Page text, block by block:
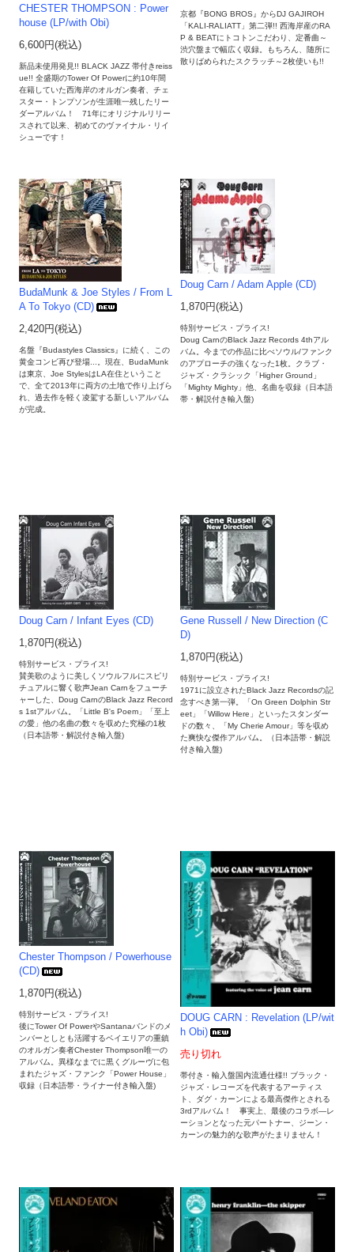
CHESTER THOMPSON : Power
house (LP/with Obi)
6,600円(税込)
新品未使用発見!! BLACK JAZZ 帯付きreiss
ue!! 全盛期のTower Of Powerに約10年間
在籍していた西海岸のオルガン奏者、チェ
スター・トンプソンが生涯唯一残したリー
ダーアルバム！ 71年にオリジナルリリー
スされて以来、初めてのヴァイナル・リイ
シューです！
京都『BONG BROS』からDJ GAJIROH
「KALI-RALIATT」第二弾!! 西海岸産のRA
P & BEATにトコトンこだわり、定番曲～
渋穴盤まで幅広く収録。もちろん、随所に
散りばめられたスクラッチ～2枚使いも!!
BudaMunk & Joe Styles / From L
A To Tokyo (CD)
2,420円(税込)
名盤『Budastyles Classics』に続く、この
黄金コンビ再び登場...。現在、BudaMunk
は東京、Joe StylesはLA在住ということ
で、全て2013年に両方の土地で作り上げら
れ、過去作を軽く凌駕する新しいアルバム
が完成。
Doug Carn / Adam Apple (CD)
1,870円(税込)
特別サービス・プライス!
Doug CarnのBlack Jazz Records 4thアル
バム。今までの作品に比べソウル/ファンク
のアプローチの強くなった1枚。クラブ・
ジャズ・クラシック「Higher Ground」
「Mighty Mighty」他、名曲を収録（日本語
帯・解説付き輸入盤)
Doug Carn / Infant Eyes (CD)
1,870円(税込)
特別サービス・プライス!
賛美歌のように美しくソウルフルにスピリ
チュアルに響く歌声Jean Carnをフューチ
ャーした、Doug CarnのBlack Jazz Record
s 1stアルバム。「Little B's Poem」「至上
の愛」他の名曲の数々を収めた究極の1枚
（日本語帯・解説付き輸入盤)
Gene Russell / New Direction (C
D)
1,870円(税込)
特別サービス・プライス!
1971に設立されたBlack Jazz Recordsの記
念すべき第一弾。「On Green Dolphin Str
eet」「Willow Here」といったスタンダー
ドの数々、「My Cherie Amour」等を収め
た爽快な傑作アルバム。（日本語帯・解説
付き輸入盤)
Chester Thompson / Powerhouse
(CD)
1,870円(税込)
特別サービス・プライス!
後にTower Of PowerやSantanaバンドのメ
ンバーとしとも活躍するベイエリアの重鎮
のオルガン奏者Chester Thompson唯一の
アルバム。異様なまでに黒くグルーヴに包
まれたジャズ・ファンク「Power House」
収録（日本語帯・ライナー付き輸入盤)
DOUG CARN : Revelation (LP/wit
h Obi)
売り切れ
帯付き・輸入盤国内流通仕様!! ブラック・
ジャズ・レコーズを代表するアーティス
ト、ダグ・カーンによる最高傑作とされる
3rdアルバム！ 事実上、最後のコラボ―レ
ーションとなった元パートナー、ジーン・
カーンの魅力的な歌声がたまりません！